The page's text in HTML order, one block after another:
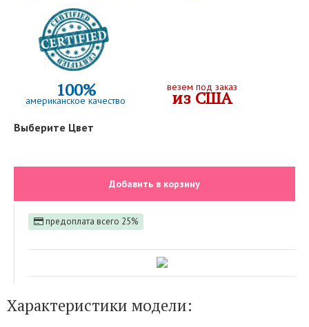
100%
американское качество
везем под заказ
из США
Выберите Цвет
Добавить в корзину
предоплата всего 25%
Характеристики модели: